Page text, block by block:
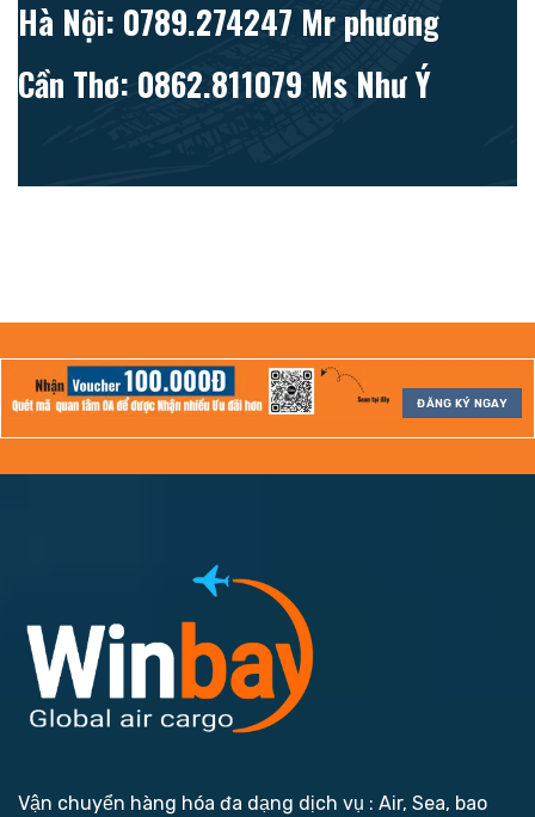
Hà Nội: 0789.274247 Mr phương
Cần Thơ: 0862.811079 Ms Như Ý
ĐĂNG KÝ NGAY
Vận chuyển hàng hóa đa dạng dịch vụ : Air, Sea, bao